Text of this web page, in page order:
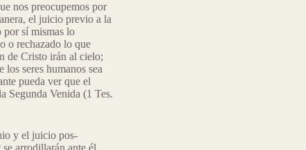
nos preocupemos por
el juicio previo a la
por sí mismas lo
o rechazado lo que
de Cristo irán al cielo;
seres humanos sea
pueda ver que el
Segunda Venida (1 Tes.
y el juicio pos-